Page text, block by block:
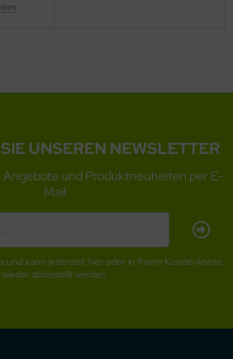
UNSEREN NEWSLETTER
Angebote und Produktneuheiten per E-
Mail
und kann jederzeit hier oder in Ihrem Kundenkonto
wieder abbestellt werden.